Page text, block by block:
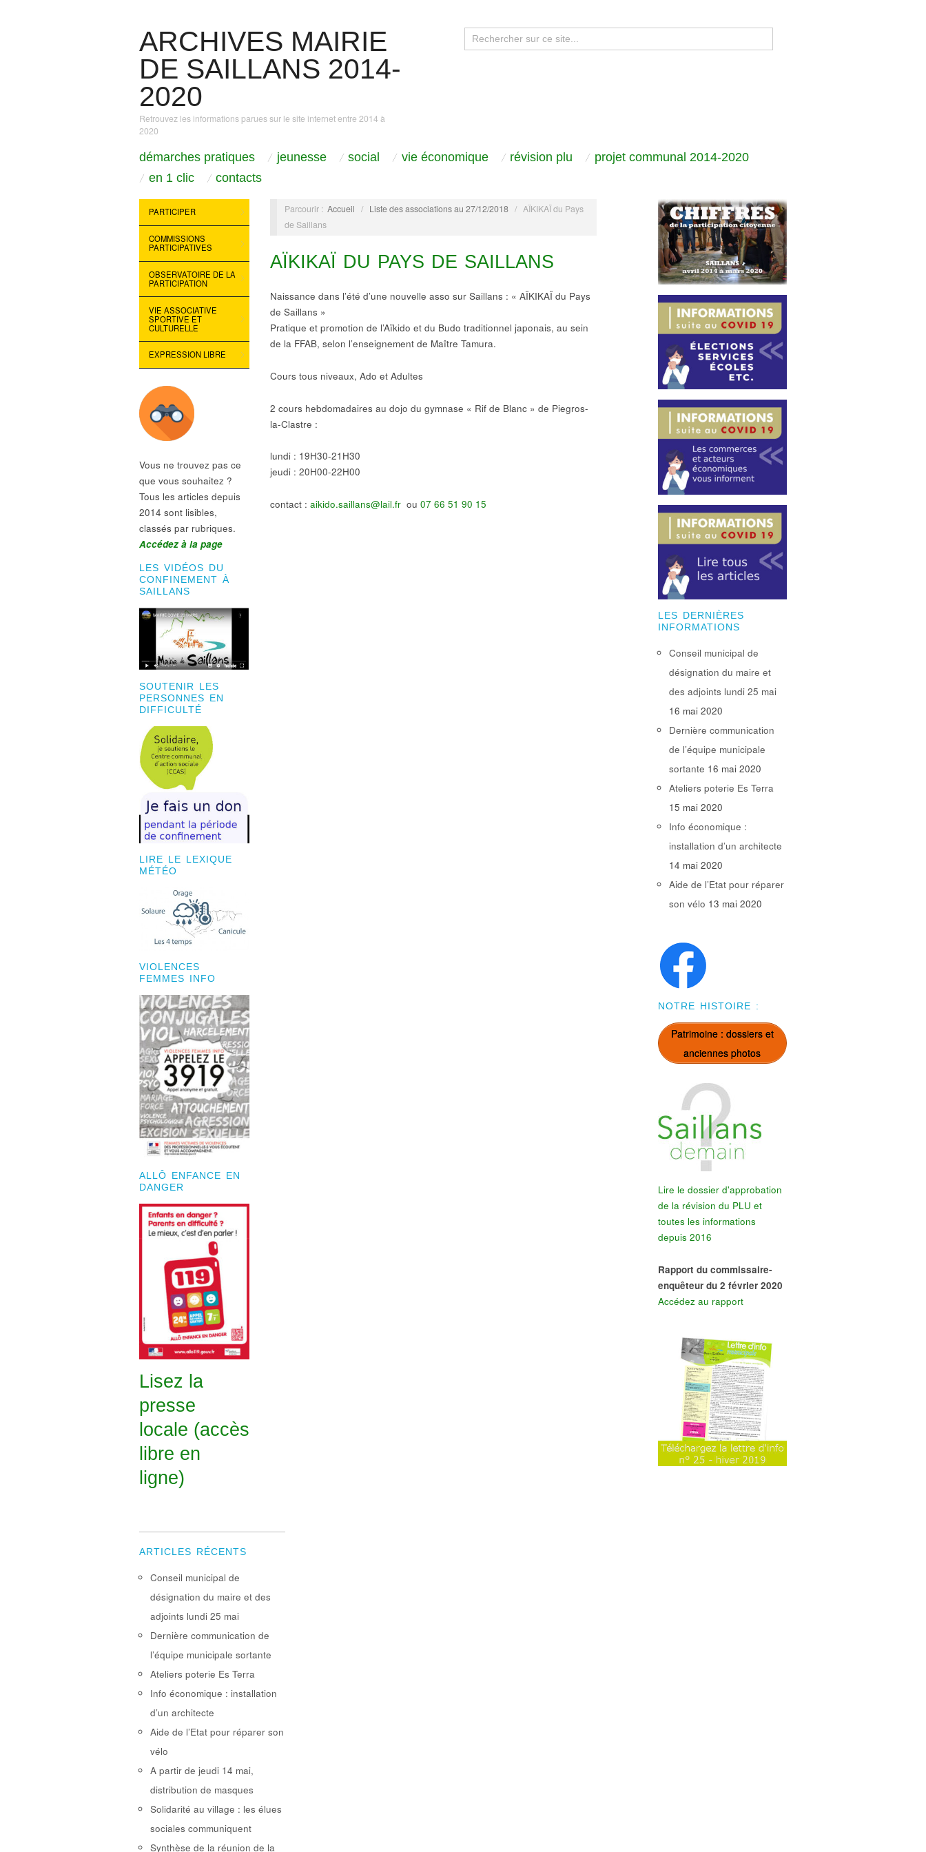
ARCHIVES MAIRIE
DE SAILLANS 2014-
2020
Retrouvez les informations parues sur le site internet entre 2014 à
2020
démarches pratiques jeunesse social vie économique révision plu
projet communal 2014-2020
en 1 clic
contacts
PARTICIPER
COMMISSIONS
PARTICIPATIVES
OBSERVATOIRE DE LA
PARTICIPATION
VIE ASSOCIATIVE
SPORTIVE ET
CULTURELLE
EXPRESSION LIBRE
Vous ne trouvez pas ce
que vous souhaitez ?
Tous les articles depuis
2014 sont lisibles,
classés par rubriques.
Accédez à la page
LES VIDÉOS DU
CONFINEMENT À
SAILLANS
SOUTENIR LES
PERSONNES EN
DIFFICULTÉ
LIRE LE LEXIQUE
MÉTÉO
VIOLENCES
FEMMES INFO
ALLÔ ENFANCE EN
DANGER
Lisez la
presse
locale (accès
libre en
ligne)
Parcourir : Accueil / Liste des associations au 27/12/2018 / AÏKIKAÏ du Pays
de Saillans
AÏKIKAÏ DU PAYS DE SAILLANS
Naissance dans l’été d’une nouvelle asso sur Saillans : « AÏKIKAÏ du Pays
de Saillans »
Pratique et promotion de l’Aïkido et du Budo traditionnel japonais, au sein
de la FFAB, selon l’enseignement de Maître Tamura.
Cours tous niveaux, Ado et Adultes
2 cours hebdomadaires au dojo du gymnase « Rif de Blanc » de Piegros-
la-Clastre :
lundi : 19H30-21H30
jeudi : 20H00-22H00
contact : aikido.saillans@lail.fr ou 07 66 51 90 15
LES DERNIÈRES
INFORMATIONS
Conseil municipal de
désignation du maire et
des adjoints lundi 25 mai
16 mai 2020
Dernière communication
de l’équipe municipale
sortante 16 mai 2020
Ateliers poterie Es Terra
15 mai 2020
Info économique :
installation d’un architecte
14 mai 2020
Aide de l’Etat pour réparer
son vélo 13 mai 2020
NOTRE HISTOIRE :
Patrimoine : dossiers et
anciennes photos
Lire le dossier d'approbation
de la révision du PLU et
toutes les informations
depuis 2016
Rapport du commissaire-
enquêteur du 2 février 2020
Accédez au rapport
ARTICLES RÉCENTS
Conseil municipal de
désignation du maire et des
adjoints lundi 25 mai
Dernière communication de
l’équipe municipale sortante
Ateliers poterie Es Terra
Info économique : installation
d’un architecte
Aide de l’Etat pour réparer son
vélo
A partir de jeudi 14 mai,
distribution de masques
Solidarité au village : les élues
sociales communiquent
Synthèse de la réunion de la